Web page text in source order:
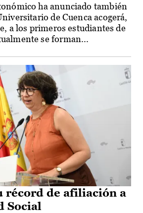
ha anunciado también
de Cuenca acogerá,
a los primeros estudiantes de
se forman...
récord de afiliación a
Social